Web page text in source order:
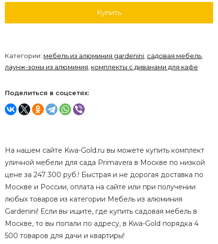
Купить
Категории: мебель из алюминия gardenini, садовая мебель,
лаунж-зоны из алюминия, комплекты с диванами для кафе
Поделиться в соцсетях:
На нашем сайте Kwa-Gold.ru вы можете купить комплект
уличной мебели для сада Primavera в Москве по низкой
цене за 247 300 руб.! Быстрая и не дорогая доставка по
Москве и России, оплата на сайте или при получении
любых товаров из категории Мебель из алюминия
Gardenini! Если вы ищите, где купить садовая мебель в
Москве, то вы попали по адресу, в Kwa-Gold порядка 4
500 товаров для дачи и квартиры!